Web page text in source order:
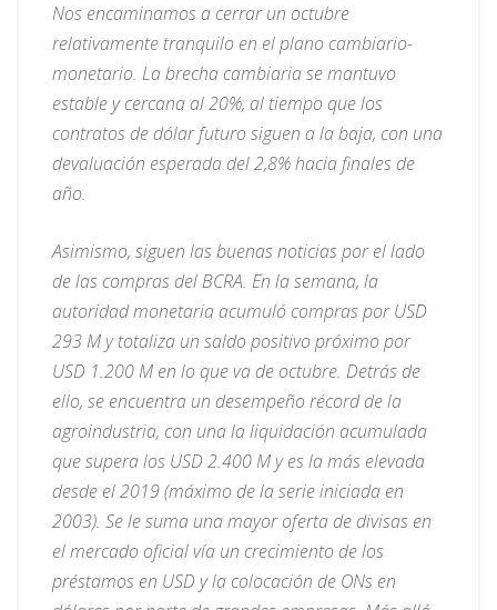
Nos encaminamos a cerrar un octubre
relativamente tranquilo en el plano cambiario-
monetario. La brecha cambiaria se mantuvo
estable y cercana al 20%, al tiempo que los
contratos de dólar futuro siguen a la baja, con una
devaluación esperada del 2,8% hacia finales de
año.
Asimismo, siguen las buenas noticias por el lado
de las compras del BCRA. En la semana, la
autoridad monetaria acumuló compras por USD
293 M y totaliza un saldo positivo próximo por
USD 1.200 M en lo que va de octubre. Detrás de
ello, se encuentra un desempeño récord de la
agroindustria, con una la liquidación acumulada
que supera los USD 2.400 M y es la más elevada
desde el 2019 (máximo de la serie iniciada en
2003). Se le suma una mayor oferta de divisas en
el mercado oficial vía un crecimiento de los
préstamos en USD y la colocación de ONs en